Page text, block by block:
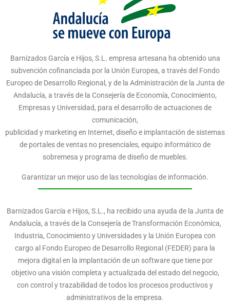
Barnizados García e Hijos, S.L. empresa artesana ha obtenido una
subvención cofinanciada por la Unión Europea, a través del Fondo
Europeo de Desarrollo Regional, y de la Administración de la Junta de
Andalucía, a través de la Consejería de Economía, Conocimiento,
Empresas y Universidad, para el desarrollo de actuaciones de
comunicación,
publicidad y marketing en Internet, diseño e implantación de sistemas
de portales de ventas no presenciales, equipo informático de
sobremesa y programa de diseño de muebles.
Garantizar un mejor uso de las tecnologías de información.
Barnizados García e Hijos, S.L., ha recibido una ayuda de la Junta de
Andalucía, a través de la Consejería de Transformación Económica,
Industria, Conocimiento y Universidades y la Unión Europea con
cargo al Fondo Europeo de Desarrollo Regional (FEDER) para la
mejora digital en la implantación de un software que tiene por
objetivo una visión completa y actualizada del estado del negocio,
con control y trazabilidad de todos los procesos productivos y
administrativos de la empresa.